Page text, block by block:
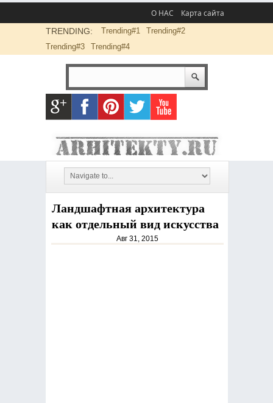
О НАС Карта сайта
TRENDING: Trending#1
Trending#2
Trending#3
Trending#4
Ландшафтная архитектура
как отдельный вид искусства
Авг 31, 2015